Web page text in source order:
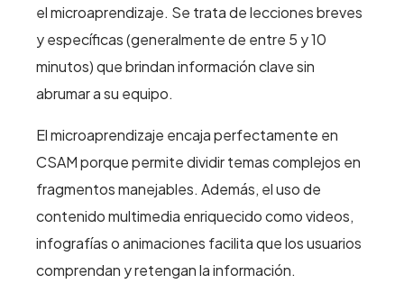
el microaprendizaje. Se trata de lecciones breves
y específicas (generalmente de entre 5 y 10
minutos) que brindan información clave sin
abrumar a su equipo.
El microaprendizaje encaja perfectamente en
CSAM porque permite dividir temas complejos en
fragmentos manejables. Además, el uso de
contenido multimedia enriquecido como videos,
infografías o animaciones facilita que los usuarios
comprendan y retengan la información.